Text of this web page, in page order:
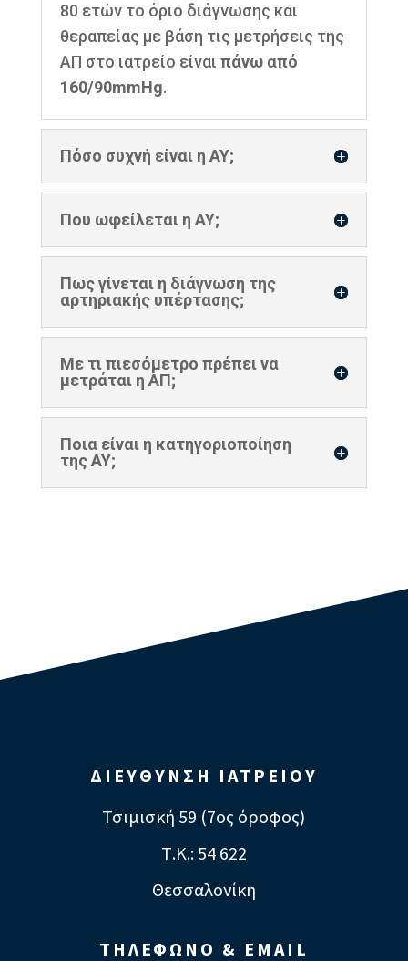
80 ετών το όριο διάγνωσης και
θεραπείας με βάση τις μετρήσεις της
ΑΠ στο ιατρείο είναι πάνω από
160/90mmHg.
Πόσο συχνή είναι η ΑΥ;
Που ωφείλεται η ΑΥ;
Πως γίνεται η διάγνωση της
αρτηριακής υπέρτασης;
Με τι πιεσόμετρο πρέπει να
μετράται η ΑΠ;
Ποια είναι η κατηγοριοποίηση
της ΑΥ;
ΔΙΕΥΘΥΝΣΗ ΙΑΤΡΕΙΟΥ
Τσιμισκή 59 (7ος όροφος)
Τ.Κ.: 54 622
Θεσσαλονίκη
ΤΗΛΕΦΩΝΟ & EMAIL